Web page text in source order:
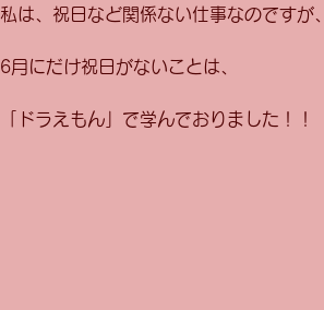
私は、祝日など関係ない仕事なのですが、
6月にだけ祝日がないことは、
「ドラえもん」で学んでおりました！！